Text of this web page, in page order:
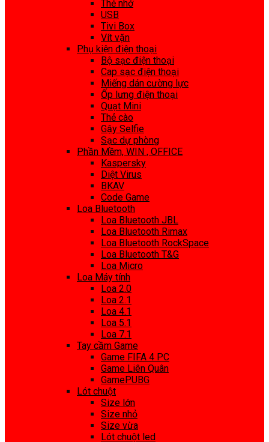
Thẻ nhớ
USB
Tivi Box
Vít vặn
Phụ kiện điện thoại
Bộ sạc điện thoại
Cap sạc điện thoại
Miếng dán cường lực
Ốp lưng điện thoại
Quạt Mini
Thẻ cào
Gậy Selfie
Sạc dự phòng
Phần Mềm, WIN , OFFICE
Kaspersky
Diệt Virus
BKAV
Code Game
Loa Bluetooth
Loa Bluetooth JBL
Loa Bluetooth Rimax
Loa Bluetooth RockSpace
Loa Bluetooth T&G
Loa Micro
Loa Máy tính
Loa 2.0
Loa 2.1
Loa 4.1
Loa 5.1
Loa 7.1
Tay cầm Game
Game FIFA 4 PC
Game Liên Quân
GamePUBG
Lót chuột
Size lớn
Size nhỏ
Size vừa
Lót chuột led